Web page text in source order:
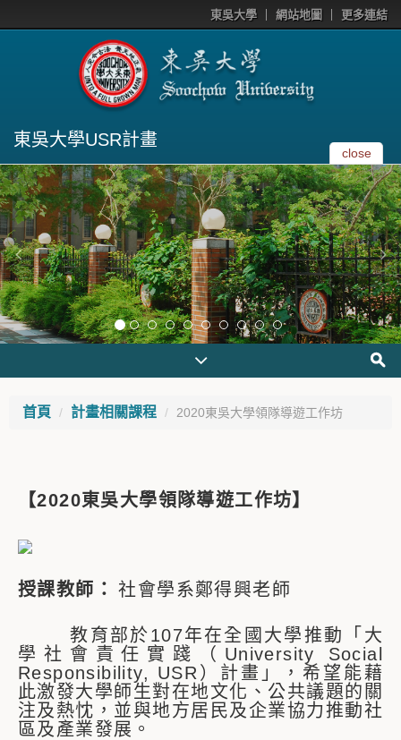
東吳大學 網站地圖 更多連結
東吳大學USR計畫
close
首頁 計畫相關課程 2020東吳大學領隊導遊工作坊
【2020東吳大學領隊導遊工作坊】
授課教師： 社會學系鄭得興老師
教育部於107年在全國大學推動「大
學社會責任實踐（University Social
Responsibility, USR）計畫」，希望能藉
此激發大學師生對在地文化、公共議題的關
注及熱忱，並與地方居民及企業協力推動社
區及產業發展。